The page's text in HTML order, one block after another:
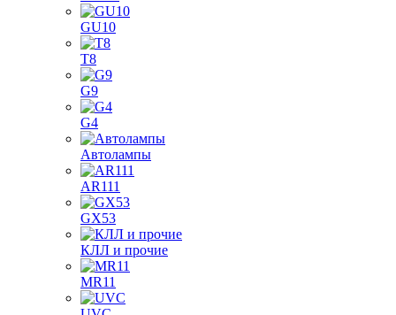
GU10
T8
G9
G4
Автолампы
AR111
GX53
КЛЛ и прочие
MR11